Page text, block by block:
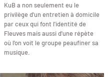
KuB a non seulement eu le
privilège d'un entretien à domicile
par ceux qui font l'identité de
Fleuves mais aussi d'une répète
où l'on voit le groupe peaufiner sa
musique.